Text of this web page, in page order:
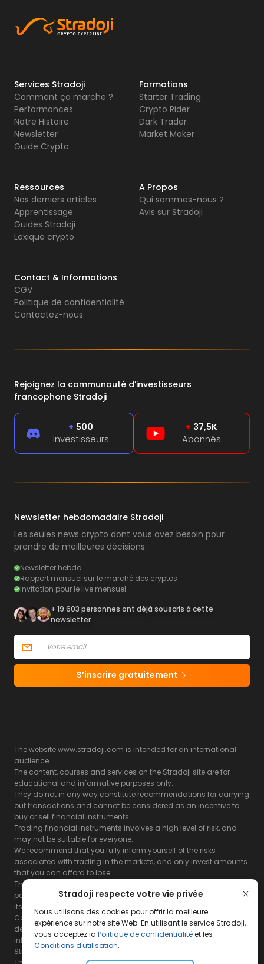
Stradoji respecte votre vie privée
Nous utilisons des cookies pour offrir la meilleure
expérience sur notre site Web. En utilisant le service Stradoji,
vous acceptez la Politique de confidentialitéet les
Conditions d'utilisation.
Services Stradoji
Comment ça marche ?
Performances
Notre Histoire
Newsletter
Guide Crypto
Formations
Starter Trading
Crypto Rider
Dark Trader
Market Maker
Ressources
Nos derniers articles
Apprentissage
Guides Stradoji
Lexique crypto
A Propos
Qui sommes-nous ?
Avis sur Stradoji
Contact & Informations
CGV
Politique de confidentialité
Contactez-nous
Rejoignez la communauté d’investisseurs
francophone Stradoji
+ 500
Investisseurs
+ 37,5K
Abonnés
Newsletter hebdomadaire Stradoji
Les seules news crypto dont vous avez besoin pour
prendre de meilleures décisions.
Newsletter hebdo
Rapport mensuel sur le marché des cryptos
Invitation pour le live mensuel
+ 19 603 personnes ont déjà souscris à cette
newsletter
S’inscrire gratuitement
The website www.stradoji.com is intended for an international
audience.
The content, courses and services on the Stradoji site are for
educational and informative purposes only.
They do not in any way constitute recommendations for carrying
out transactions and cannot be considered as an incentive to
buy or sell financial instruments.
Trading financial instruments involves a high level of risk, and
may not be suitable for everyone.
We recommend that you fully inform yourself of the risks
associated with trading in the markets, and only invest amounts
that you can afford to lose.
The Stradoji site does not guarantee the results or the
performance of products based on the information contained on
its site and its servers.
Consequently, the Stradoji site and its publishing company
decline all responsibility in the use that may be made of this
information and the consequences that may result therefrom.
Stradoji Services are not authorized for US citizens or US residents.